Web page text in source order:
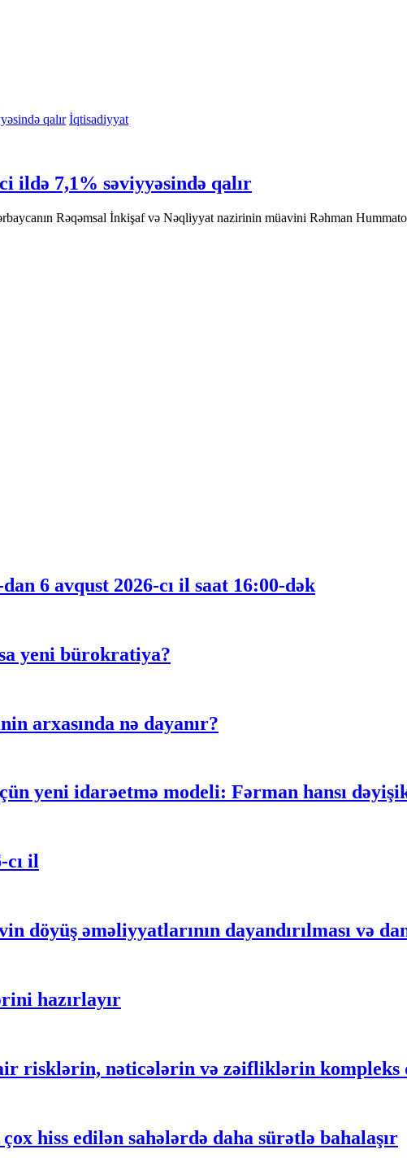
İqtisadiyyat
ildə 7,1% səviyyəsində qalır
Rəqəmsal İnkişaf və Nəqliyyat nazirinin müavini Rəhman
6 avqust 2026-cı il saat 16:00-dək
yeni bürokratiya?
arxasında nə dayanır?
yeni idarəetmə modeli: Fərman hansı
cı il
döyüş əməliyyatlarının dayandırılması və
hazırlayır
risklərin, nəticələrin və zəifliklərin
hiss edilən sahələrdə daha sürətlə bahalaşır